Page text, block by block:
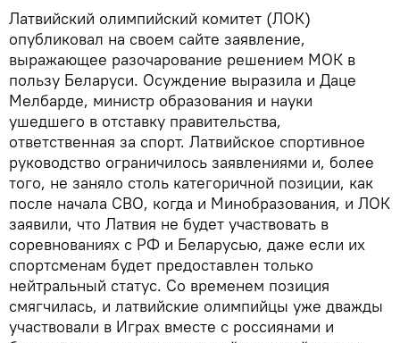
Латвийский олимпийский комитет (ЛОК)
опубликовал на своем сайте заявление,
выражающее разочарование решением МОК в
пользу Беларуси. Осуждение выразила и Даце
Мелбарде, министр образования и науки
ушедшего в отставку правительства,
ответственная за спорт. Латвийское спортивное
руководство ограничилось заявлениями и, более
того, не заняло столь категоричной позиции, как
после начала СВО, когда и Минобразования, и ЛОК
заявили, что Латвия не будет участвовать в
соревнованиях с РФ и Беларусью, даже если их
спортсменам будет предоставлен только
нейтральный статус. Со временем позиция
смягчилась, и латвийские олимпийцы уже дважды
участвовали в Играх вместе с россиянами и